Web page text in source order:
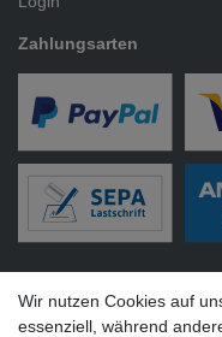
Zahlungsarten
Wir nutzen Cookies auf
essenziell, während